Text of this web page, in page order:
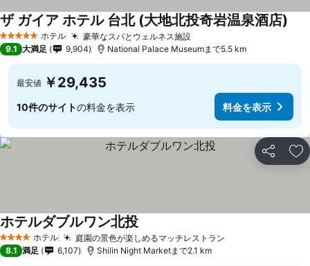
5 ホテルのランク
ホテル 豪華なスパとウェルネス施設料金を表示
ザ ガイア ホテル 台北 (大地北投奇岩温泉酒店)
9.1 大満足 9,904 National Palace Museumまで5.5 km
最安値 ￥29,435
10件のサイトの料金を表示 料金を表示
シェア お
4 ホテルのランク
ホテル 庭園の景色が楽しめるマッチレストラン
ホテルダブルワン北投料金を表示
8.1 満足 6,107 Shilin Night Marketまで2.1 km